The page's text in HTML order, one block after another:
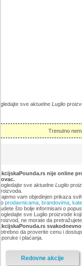
sve aktuelneLuglio
Trenutno
nije online
sve aktuelne Luglio
vam objedinjen prikaza svih
prodavnicama, brandovima,
što bolje informisani o
sve Luglio proizvode
ne morate da
da proverite cenu i
i plaćanja.
Redovne akcije